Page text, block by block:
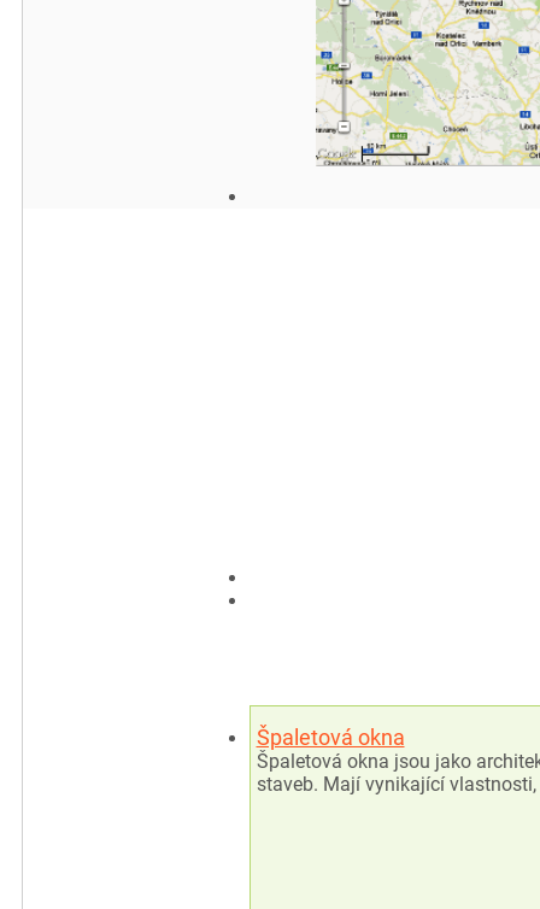
Špaletová okna
Špaletová okna jsou jako
staveb. Mají vynikající